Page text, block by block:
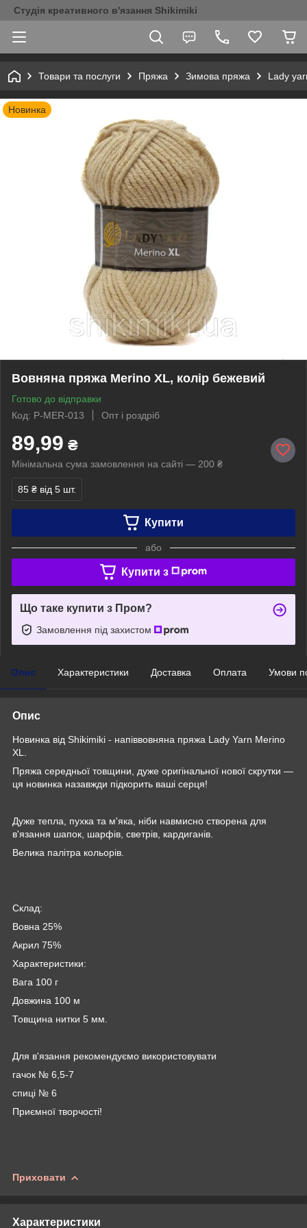
Студія креативного в'язання Shikimiki
Товари та послуги Пряжа Зимова пряжа Lady
Новинка
Вовняна пряжа Merino XL, колір бежевий
Готово до відправки
Код: P-MER-013
Опт і роздріб
89,99 ₴
Мінімальна сума замовлення на сайті — 200 ₴
85 ₴ від 5 шт.
Купити
або
Купити з
Що таке купити з Пром?
Замовлення під захистом
Опис Характеристики Доставка Оплата Умови
Опис
Новинка від Shikimiki - напіввовняна пряжа Lady Yarn Merino
XL.
Пряжа середньої товщини, дуже оригінальної нової скрутки —
ця новинка назавжди підкорить ваші серця!
Дуже тепла, пухка та м'яка, ніби навмисно створена для
в'язання шапок, шарфів, светрів, кардиганів.
Велика палітра кольорів.
Склад:
Вовна 25%
Акрил 75%
Характеристики:
Вага 100 г
Довжина 100 м
Товщина нитки 5 мм.
Для в'язання рекомендуємо використовувати
гачок № 6,5-7
спиці № 6
Приємної творчості!
Приховати
Характеристики